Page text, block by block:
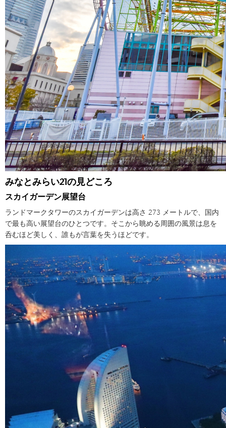
みなとみらい21の見どころ
スカイガーデン展望台
ランドマークタワーのスカイガーデンは高さ 273 メートルで、国内
で最も高い展望台のひとつです。そこから眺める周囲の風景は息を
呑むほど美しく、誰もが言葉を失うほどです。